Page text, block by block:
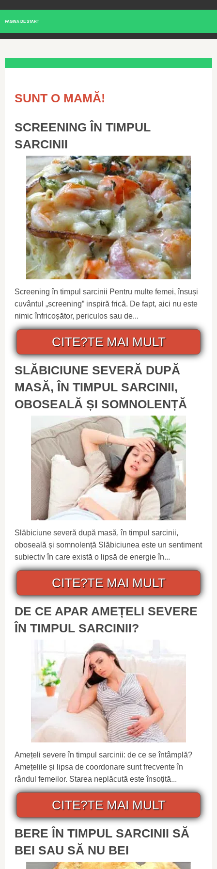
PAGINA DE START
SUNT O MAMĂ!
SCREENING ÎN TIMPUL
SARCINII
Screening în timpul sarcinii Pentru multe femei, însuși
cuvântul „screening” inspiră frică. De fapt, aici nu este
nimic înfricoșător, periculos sau de...
CITE?TE MAI MULT
SLĂBICIUNE SEVERĂ DUPĂ
MASĂ, ÎN TIMPUL SARCINII,
OBOSEALĂ ȘI SOMNOLENȚĂ
Slăbiciune severă după masă, în timpul sarcinii,
oboseală și somnolență Slăbiciunea este un sentiment
subiectiv în care există o lipsă de energie în...
CITE?TE MAI MULT
DE CE APAR AMEȚELI SEVERE
ÎN TIMPUL SARCINII?
Amețeli severe în timpul sarcinii: de ce se întâmplă?
Amețelile și lipsa de coordonare sunt frecvente în
rândul femeilor. Starea neplăcută este însoțită...
CITE?TE MAI MULT
BERE ÎN TIMPUL SARCINII SĂ
BEI SAU SĂ NU BEI